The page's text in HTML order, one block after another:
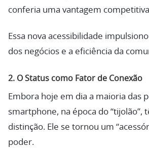
conferia uma vantagem
Essa nova acessibilidade
dos negócios e a eficiência da
2. O Status como Fator de Conexão
Embora hoje em dia a maioria das
smartphone, na época do “tijolão”,
distinção. Ele se tornou um
poder.